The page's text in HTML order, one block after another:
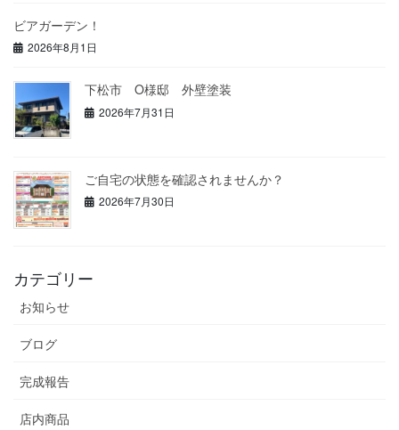
ビアガーデン！
2026年8月1日
下松市 O様邸 外壁塗装
2026年7月31日
ご自宅の状態を確認されませんか？
2026年7月30日
カテゴリー
お知らせ
ブログ
完成報告
店内商品